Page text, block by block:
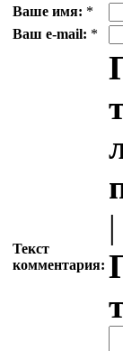
Ваше имя: *
Ваш e-mail: *
Текст
комментария:
|